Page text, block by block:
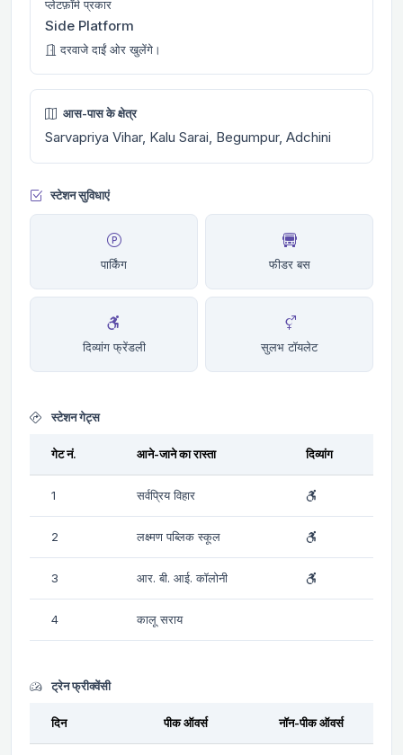
प्लेटफ़ॉर्म प्रकार
Side Platform
दरवाजे दाईं ओर खुलेंगे।
आस-पास के क्षेत्र
Sarvapriya Vihar, Kalu Sarai, Begumpur, Adchini
स्टेशन सुविधाएं
पार्किंग फीडर बस
दिव्यांग फ्रेंडली सुलभ टॉयलेट
स्टेशन गेट्स
गेट नं. आने-जाने का रास्ता दिव्यांग
1 सर्वप्रिय विहार
2 लक्ष्मण पब्लिक स्कूल
3 आर. बी. आई. कॉलोनी
4 कालू सराय
ट्रेन फ्रीक्वेंसी
दिन पीक ऑवर्स नॉन-पीक ऑवर्स